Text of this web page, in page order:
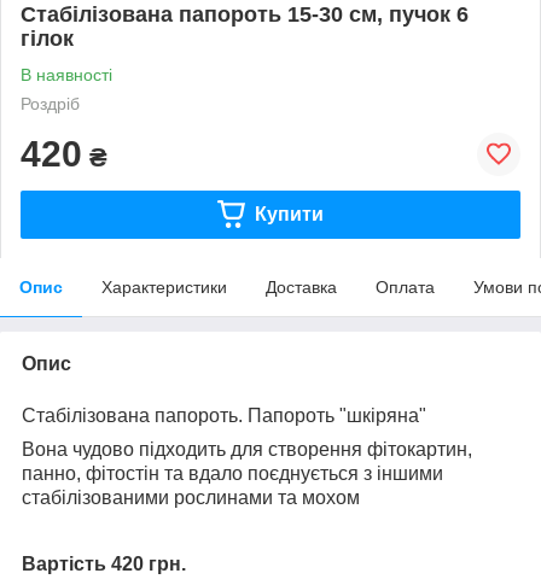
Стабілізована папороть 15-30 см, пучок 6
гілок
В наявності
Роздріб
420 ₴
Купити
Опис Характеристики Доставка Оплата Умови
Опис
Стабілізована папороть. Папороть "шкіряна"
Вона чудово підходить для створення фітокартин,
панно, фітостін та вдало поєднується з іншими
стабілізованими рослинами та мохом
Вартість 420 грн.